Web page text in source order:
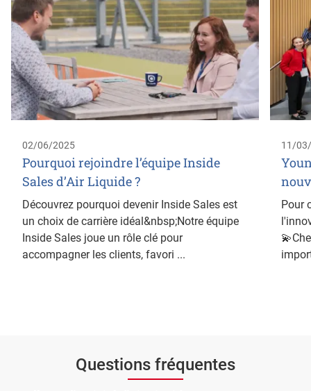
02/06/2025
Pourquoi rejoindre l’équipe Inside
Sales d’Air Liquide ?
Découvrez pourquoi devenir Inside Sales est
un choix de carrière idéal&nbsp;Notre équipe
Inside Sales joue un rôle clé pour
accompagner les clients, favori ...
11/
Pour
Questions fréquentes